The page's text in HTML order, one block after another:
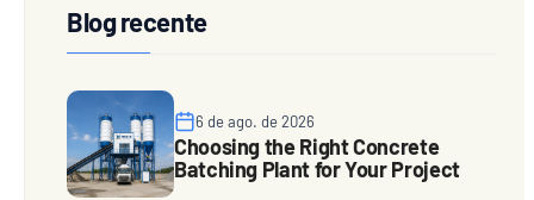
Blog recente
6 de ago. de 2026
Choosing the Right Concrete
Batching Plant for Your Project